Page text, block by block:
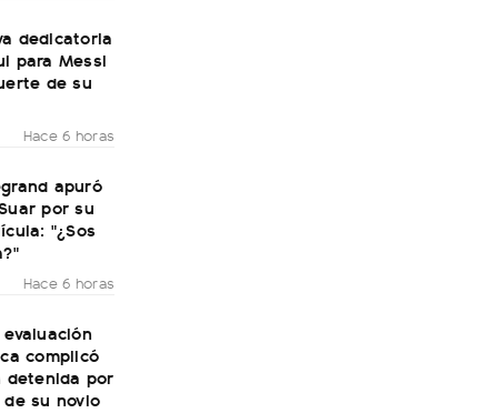
dedicatoria
para Messi
de su
Hace 6 horas
apuró
por su
"¿Sos
Hace 6 horas
complicó
detenida por
su novio